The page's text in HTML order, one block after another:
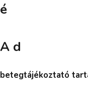
é
A d
betegtájékoztató